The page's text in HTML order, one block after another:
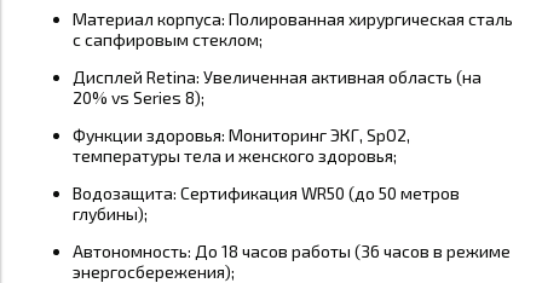
Материал корпуса: Полированная хирургическая сталь
с сапфировым стеклом;
Дисплей Retina: Увеличенная активная область (на
20% vs Series 8);
Функции здоровья: Мониторинг ЭКГ, SpO2,
температуры тела и женского здоровья;
Водозащита: Сертификация WR50 (до 50 метров
глубины);
Автономность: До 18 часов работы (36 часов в режиме
энергосбережения);